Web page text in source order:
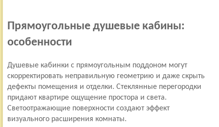
Прямоугольные душевые кабины:
особенности
Душевые кабинки с прямоугольным поддоном могут
скорректировать неправильную геометрию и даже скрыть
дефекты помещения и отделки. Стеклянные перегородки
придают квартире ощущение простора и света.
Светоотражающие поверхности создают эффект
визуального расширения комнаты.